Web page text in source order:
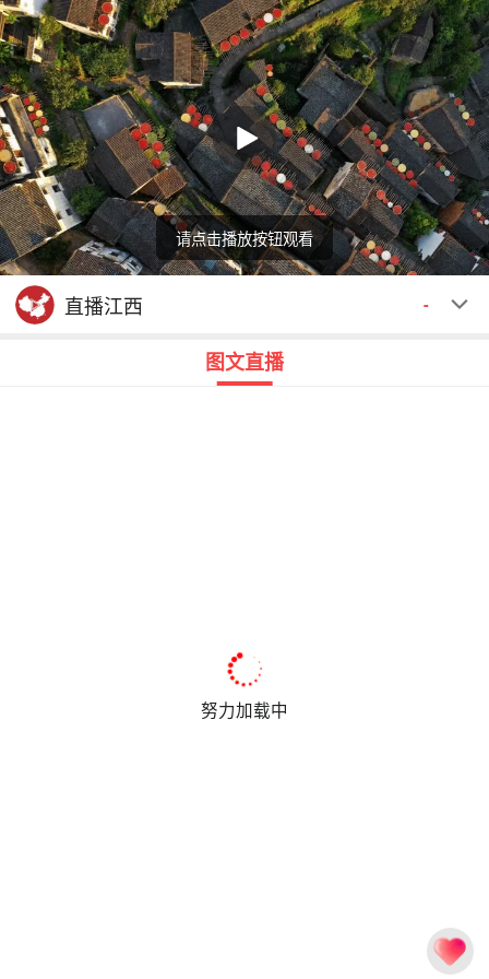
请点击播放按钮观看
回顾 00:00
直播江西 -
图文直播
努力加载中